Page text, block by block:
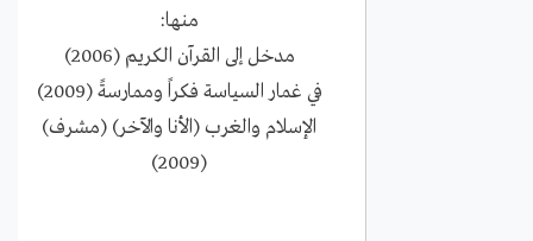
منها:
مدخل إلى القرآن الكريم (2006)
في غمار السياسة فكراً وممارسةً (2009)
الإسلام والغرب (الأنا والآخر) (مشرف)
(2009)